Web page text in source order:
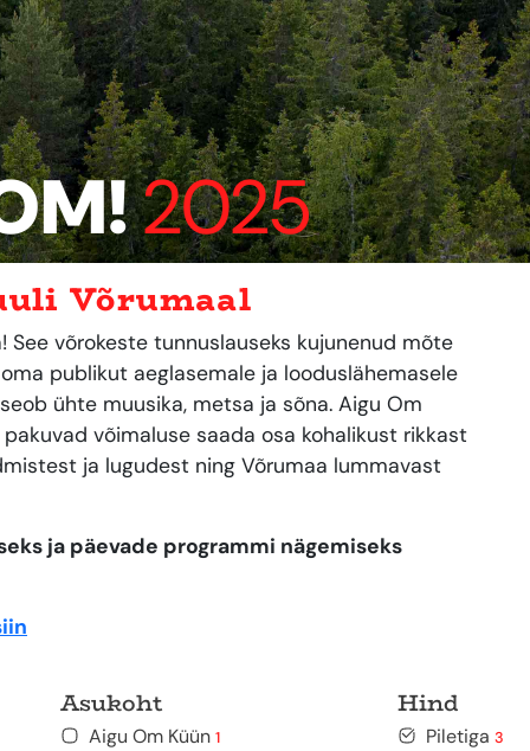
2025
Võrumaal
võrokeste tunnuslauseks kujunenud mõte
publikut aeglasemale ja looduslähemasele
ühte muusika, metsa ja sõna. Aigu Om
võimaluse saada osa kohalikust rikkast
ja lugudest ning Võrumaa lummavast
ja päevade programmi nägemiseks
Asukoht
Aigu Om Küün 1
Hind
Piletiga 3